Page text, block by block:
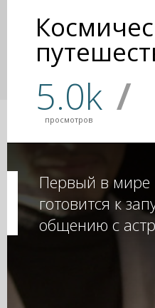
5.0k
просмотров /
Первый в мире
готовится к
общению с